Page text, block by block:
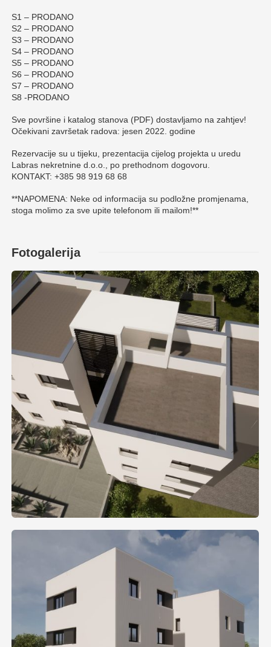
S1 – PRODANO
S2 – PRODANO
S3 – PRODANO
S4 – PRODANO
S5 – PRODANO
S6 – PRODANO
S7 – PRODANO
S8 -PRODANO
Sve površine i katalog stanova (PDF) dostavljamo na zahtjev!
Očekivani završetak radova: jesen 2022. godine
Rezervacije su u tijeku, prezentacija cijelog projekta u uredu
Labras nekretnine d.o.o., po prethodnom dogovoru.
KONTAKT: +385 98 919 68 68
**NAPOMENA: Neke od informacija su podložne promjenama,
stoga molimo za sve upite telefonom ili mailom!**
Fotogalerija